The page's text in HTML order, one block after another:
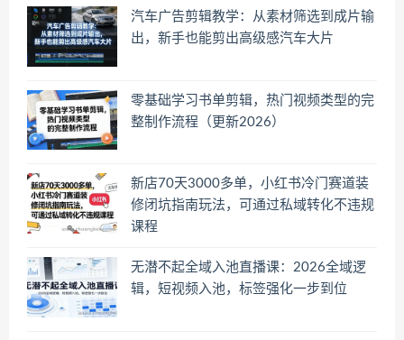
汽车广告剪辑教学：从素材筛选到成片输
出，新手也能剪出高级感汽车大片
零基础学习书单剪辑，热门视频类型的完
整制作流程（更新2026）
新店70天3000多单，小红书冷门赛道装
修闭坑指南玩法，可通过私域转化不违规
课程
无潜不起全域入池直播课：2026全域逻
辑，短视频入池，标签强化一步到位